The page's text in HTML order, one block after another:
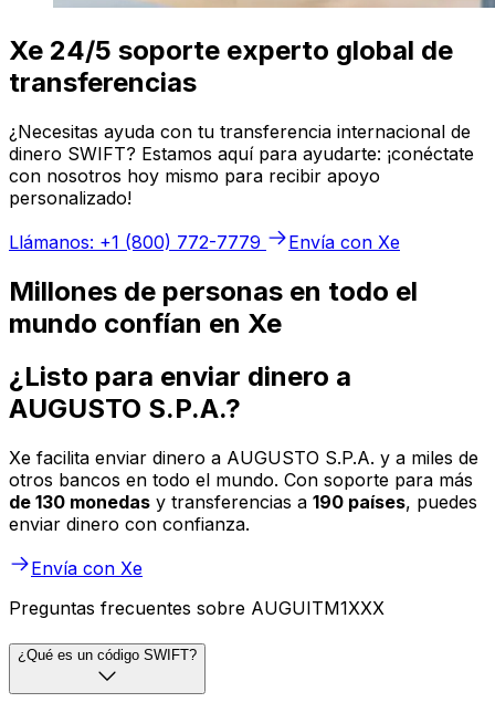
Xe 24/5 soporte experto global de
transferencias
¿Necesitas ayuda con tu transferencia internacional de
dinero SWIFT? Estamos aquí para ayudarte: ¡conéctate
con nosotros hoy mismo para recibir apoyo
personalizado!
Llámanos: +1 (800) 772-7779
Envía con Xe
Millones de personas en todo el
mundo confían en Xe
¿Listo para enviar dinero a
AUGUSTO S.P.A.?
Xe facilita enviar dinero a AUGUSTO S.P.A. y a miles de
otros bancos en todo el mundo. Con soporte para más
de 130 monedas y transferencias a 190 países, puedes
enviar dinero con confianza.
Envía con Xe
Preguntas frecuentes sobre AUGUITM1XXX
¿Qué es un código SWIFT?